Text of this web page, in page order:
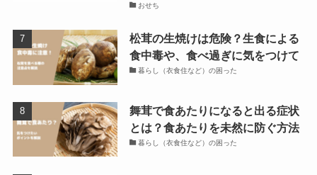
おせち
松茸の生焼けは危険？生食による
食中毒や、食べ過ぎに気をつけて
暮らし（衣食住など）の困った
舞茸で食あたりになると出る症状
とは？食あたりを未然に防ぐ方法
暮らし（衣食住など）の困った